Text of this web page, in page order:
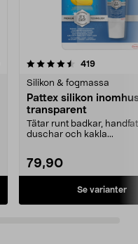
419
Silikon & fogmassa
Pattex silikon
transparent
Tätar runt badkar,
duschar och kakla...
79,90
Se varianter
4.5 av 5 stjärnor